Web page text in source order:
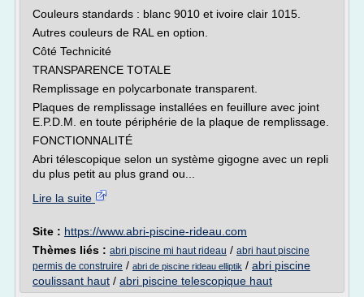
Couleurs standards : blanc 9010 et ivoire clair 1015.
Autres couleurs de RAL en option.
Côté Technicité
TRANSPARENCE TOTALE
Remplissage en polycarbonate transparent.
Plaques de remplissage installées en feuillure avec joint
E.P.D.M. en toute périphérie de la plaque de remplissage.
FONCTIONNALITÉ
Abri télescopique selon un système gigogne avec un repli
du plus petit au plus grand ou...
Lire la suite
Site : https://www.abri-piscine-rideau.com
Thèmes liés : abri piscine mi haut rideau / abri haut piscine
permis de construire / abri de piscine rideau elliptik / abri piscine
coulissant haut / abri piscine telescopique haut